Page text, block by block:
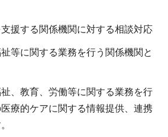
援する関係機関に対する相談対応
等に関する業務を行う関係機関と
、教育、労働等に関する業務を行
療的ケアに関する情報提供、連携